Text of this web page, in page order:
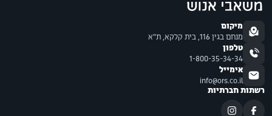
מיקום
מנחם בגין 116, בית קלקא, ת"א
טלפון
1-800-35-34-34
אימייל
info@ors.co.il
רשתות חברתיות